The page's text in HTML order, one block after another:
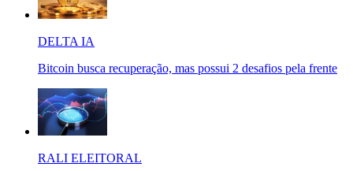
DELTA IA
Bitcoin busca recuperação, mas possui 2 desafios pela frente
RALI ELEITORAL